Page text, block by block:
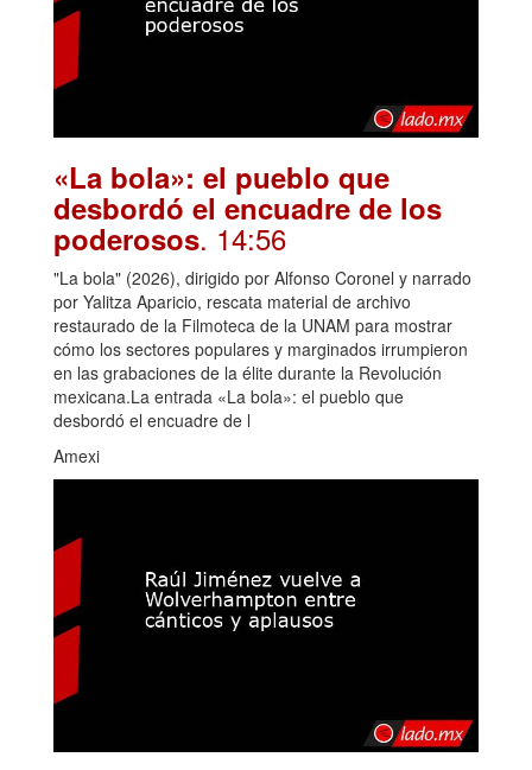
«La bola»: el pueblo que
desbordó el encuadre de los
poderosos. 14:56
"La bola" (2026), dirigido por Alfonso Coronel y narrado
por Yalitza Aparicio, rescata material de archivo
restaurado de la Filmoteca de la UNAM para mostrar
cómo los sectores populares y marginados irrumpieron
en las grabaciones de la élite durante la Revolución
mexicana.La entrada «La bola»: el pueblo que
desbordó el encuadre de l
Amexi